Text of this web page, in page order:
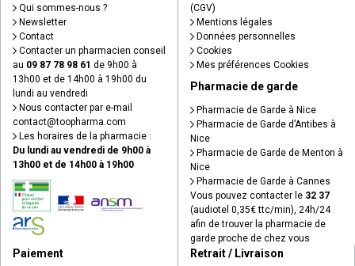
Qui sommes-nous ?
Newsletter
Contact
Contacter un pharmacien conseil
au 09 87 78 98 61 de 9h00 à
13h00 et de 14h00 à 19h00 du
lundi au vendredi
Nous contacter par e-mail
contact@toopharma.com
Les horaires de la pharmacie :
Du lundi au vendredi de 9h00 à
13h00 et de 14h00 à 19h00
(CGV)
Mentions légales
Données personnelles
Cookies
Mes préférences Cookies
Pharmacie de garde
Pharmacie de Garde à Nice
Pharmacie de Garde d’Antibes à
Nice
Pharmacie de Garde de Menton à
Nice
Pharmacie de Garde à Cannes
Vous pouvez contacter le 32 37
(audiotel 0,35€ ttc/min), 24h/24
afin de trouver la pharmacie de
garde proche de chez vous
Paiement Retrait / Livraison